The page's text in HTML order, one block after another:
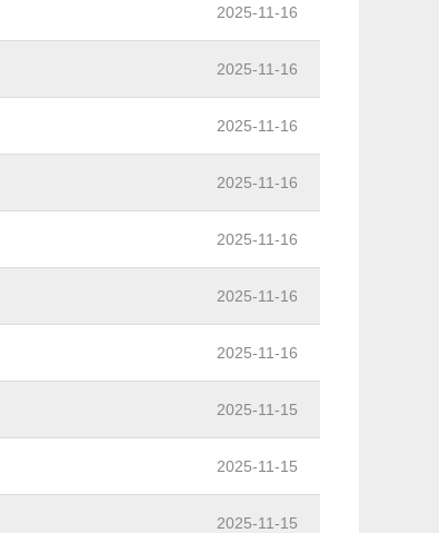
2025-11-16
2025-11-16
2025-11-16
2025-11-16
2025-11-16
2025-11-16
2025-11-16
2025-11-15
2025-11-15
2025-11-15